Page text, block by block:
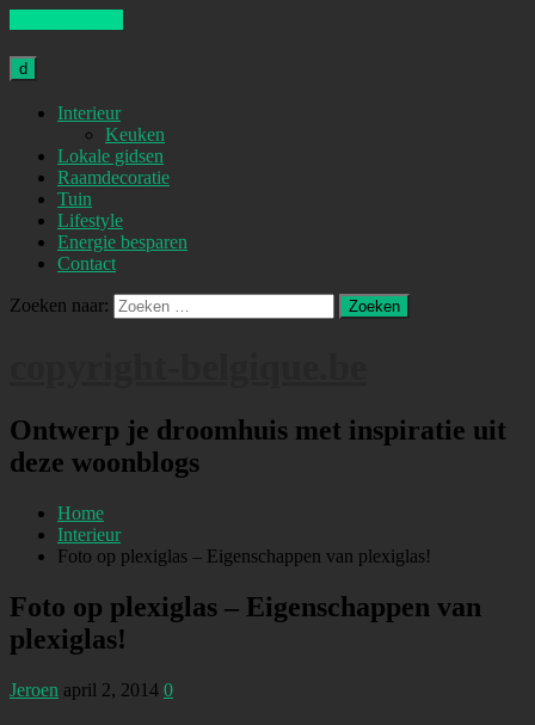
d
Interieur
Keuken
Lokale gidsen
Raamdecoratie
Tuin
Lifestyle
Energie besparen
Contact
Zoeken naar:
Ontwerp je droomhuis met inspiratie uit
deze woonblogs
Home
Interieur
Foto op plexiglas – Eigenschappen van plexiglas!
Foto op plexiglas – Eigenschappen van
plexiglas!
Jeroen april 2, 2014 0